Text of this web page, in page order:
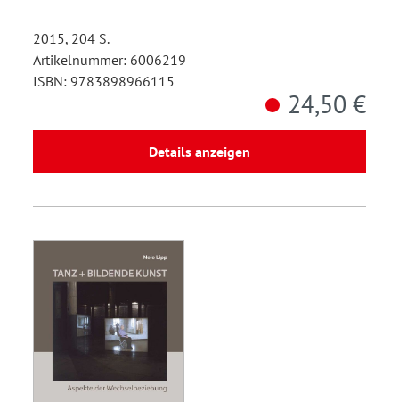
2015, 204 S.
Artikelnummer: 6006219
ISBN: 9783898966115
24,50 €
Details anzeigen